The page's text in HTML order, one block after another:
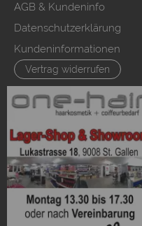
AGB & Kundeninfo
Datenschutzerklärung
Kundeninformationen
Vertrag widerrufen